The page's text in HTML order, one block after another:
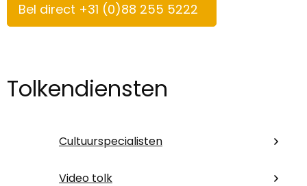
Bel direct +31 (0)88 255 5222
Tolkendiensten
Cultuurspecialisten
Video tolk